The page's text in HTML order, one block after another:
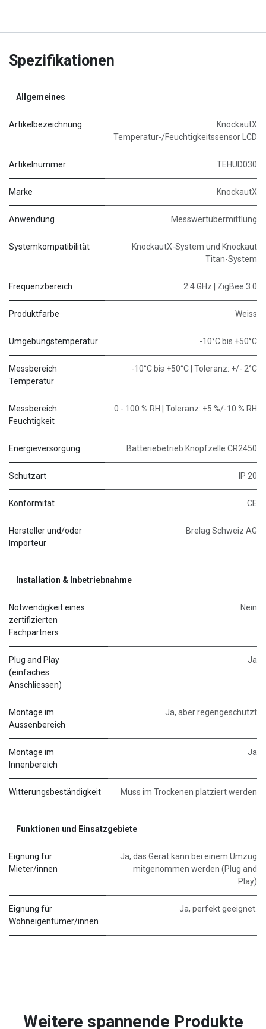
Spezifikationen
Allgemeines
Artikelbezeichnung
KnockautX
Temperatur-/Feuchtigkeitssensor LCD
Artikelnummer TEHUD030
Marke KnockautX
Anwendung Messwertübermittlung
Systemkompatibilität
KnockautX-System und Knockaut
Titan-System
Frequenzbereich 2.4 GHz | ZigBee 3.0
Produktfarbe Weiss
Umgebungstemperatur -10°C bis +50°C
Messbereich
Temperatur
-10°C bis +50°C | Toleranz: +/- 2°C
Messbereich
Feuchtigkeit
0 - 100 % RH | Toleranz: +5 %/-10 % RH
Energieversorgung Batteriebetrieb Knopfzelle CR2450
Schutzart IP 20
Konformität CE
Hersteller und/oder
Importeur
Brelag Schweiz AG
Installation & Inbetriebnahme
Notwendigkeit eines
zertifizierten
Fachpartners
Nein
Plug and Play
(einfaches
Anschliessen)
Ja
Montage im
Aussenbereich
Ja, aber regengeschützt
Montage im
Innenbereich
Ja
Witterungsbeständigkeit Muss im Trockenen platziert werden
Funktionen und Einsatzgebiete
Eignung für
Mieter/innen
Ja, das Gerät kann bei einem Umzug
mitgenommen werden (Plug and
Play)
Eignung für
Wohneigentümer/innen
Ja, perfekt geeignet.
Weitere spannende Produkte